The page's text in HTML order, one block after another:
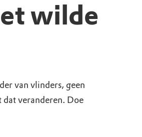
wilde
van vlinders, geen
veranderen. Doe